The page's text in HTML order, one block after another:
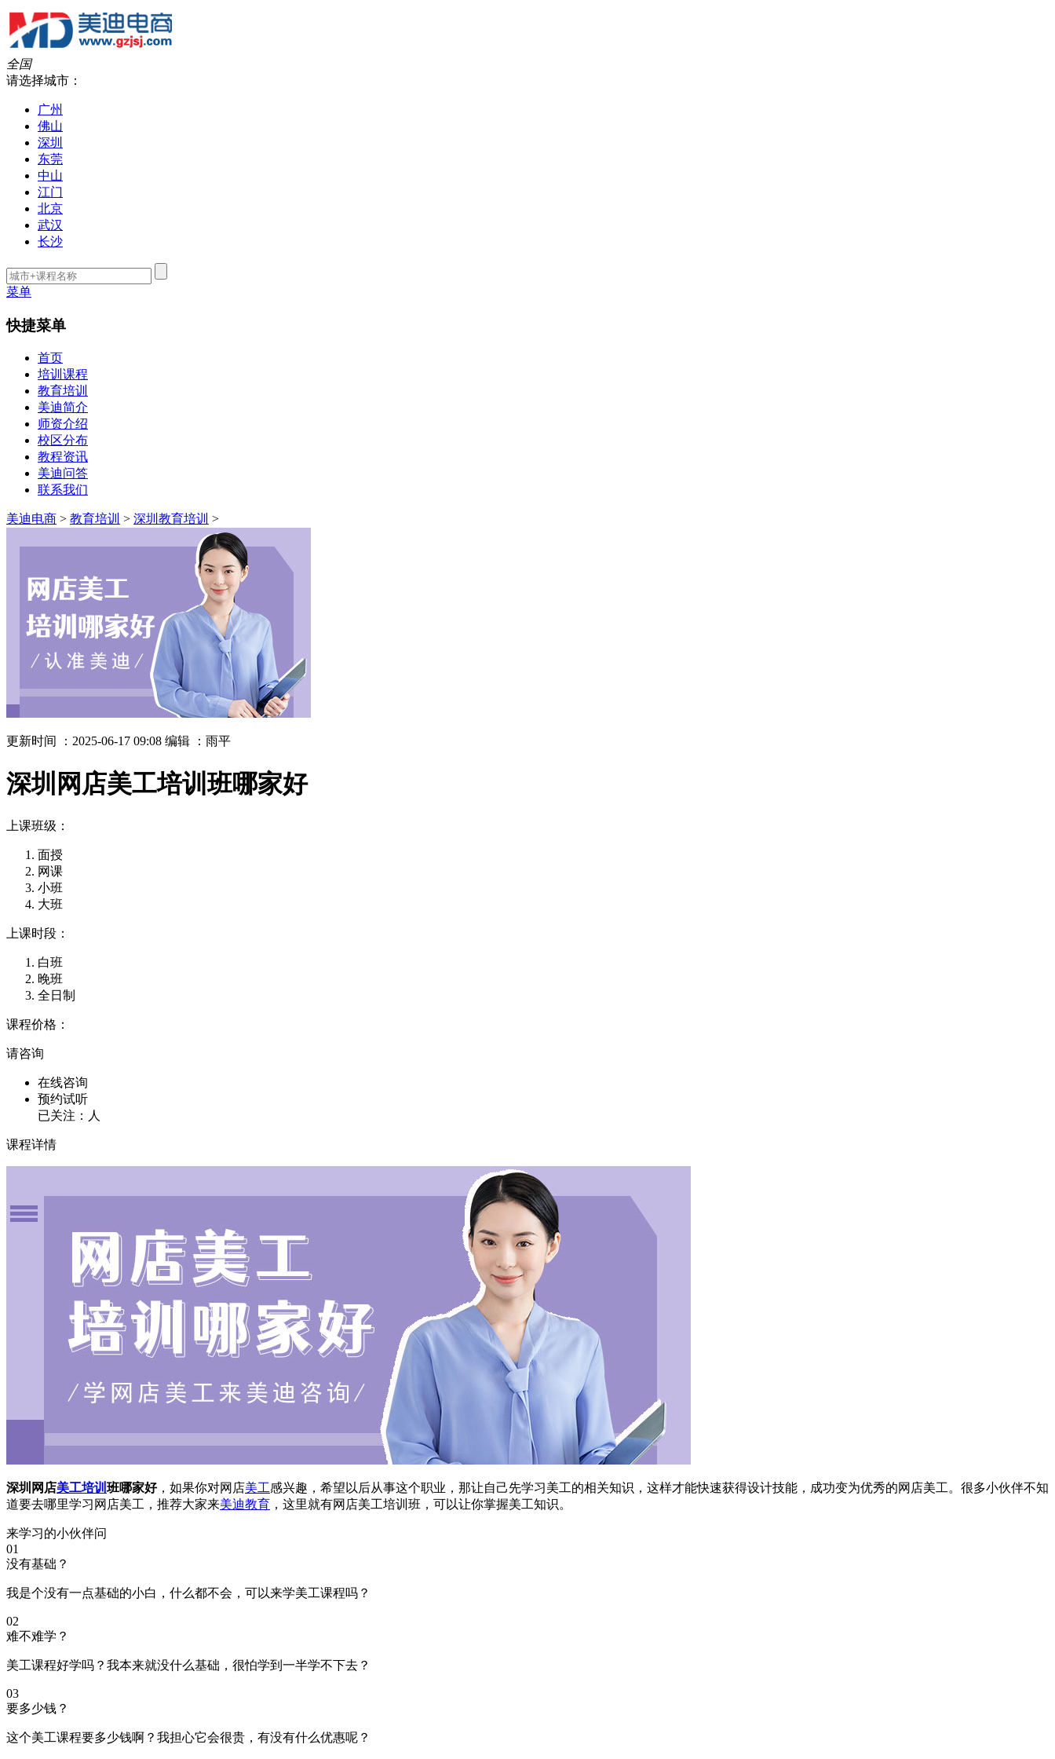
全国
请选择城市：
广州
佛山
深圳
东莞
中山
江门
北京
武汉
长沙
菜单
快捷菜单
首页
培训课程
教育培训
美迪简介
师资介绍
校区分布
教程资讯
美迪问答
联系我们
美迪电商 > 教育培训 > 深圳教育培训 >
更新时间 ：2025-06-17 09:08 编辑 ：雨平
深圳网店美工培训班哪家好
上课班级：
面授
网课
小班
大班
上课时段：
白班
晚班
全日制
课程价格：
请咨询
在线咨询
预约试听
已关注： 人
课程详情
深圳网店美工培训 班哪家好，如果你对网店美工感兴趣，希望以后从事这个职业，那让自己先学习美工的相关知识，这样才能快速获得设计技能，成功变为优秀的网店美工。很多小伙伴不知
道要去哪里学习网店美工，推荐大家来美迪教育 ，这里就有网店美工培训班，可以让你掌握美工知识。
来学习的小伙伴问
01
没有基础？
我是个没有一点基础的小白，什么都不会，可以来学美工课程吗？
02
难不难学？
美工课程好学吗？我本来就没什么基础，很怕学到一半学不下去？
03
要多少钱？
这个美工课程要多少钱啊？我担心它会很贵，有没有什么优惠呢？